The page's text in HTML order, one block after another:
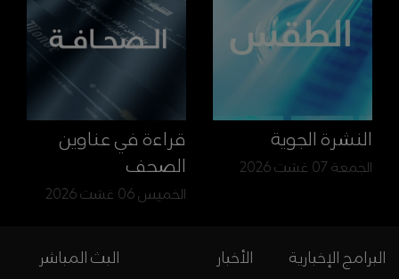
النشرة الجوية
الجمعة 07 غشت 2026
قراءة في عناوين
الصحف
الخميس 06 غشت 2026
البث المباشر الأخبار البرامج الإخبارية